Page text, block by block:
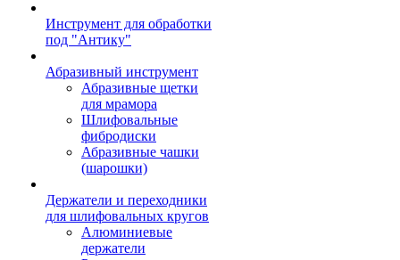
Инструмент для обработки
под "Антику"
Абразивный инструмент
Абразивные щетки
для мрамора
Шлифовальные
фибродиски
Абразивные чашки
(шарошки)
Держатели и переходники
для шлифовальных кругов
Алюминиевые
держатели